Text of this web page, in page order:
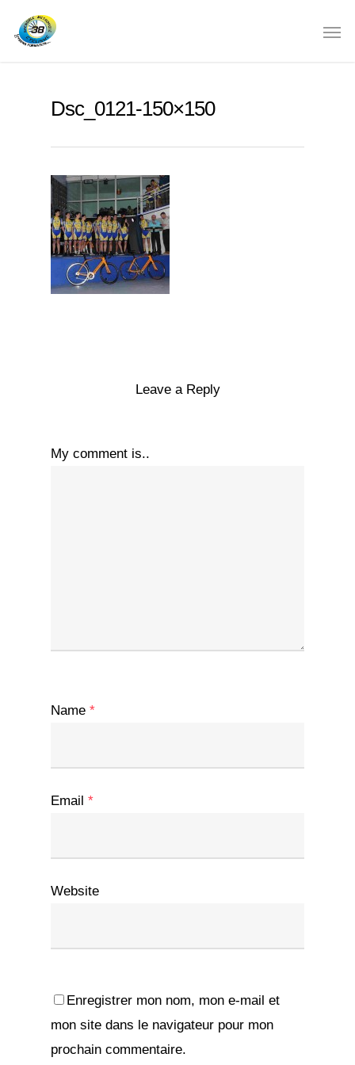
Dsc_0121-150×150
Leave a Reply
My comment is..
Name *
Email *
Website
Enregistrer mon nom, mon e-mail et
mon site dans le navigateur pour mon
prochain commentaire.